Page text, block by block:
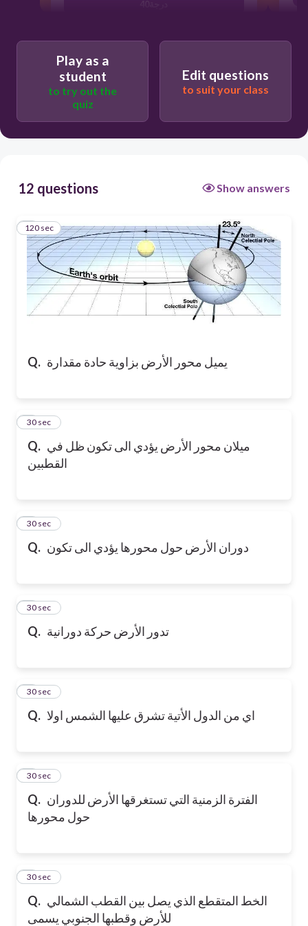
Play as a
student
to try out the
quiz
Edit questions
to suit your class
12 questions Show answers
Q. يميل محور الأرض بزاوية حادة مقدارة
1
120 sec
Q. ميلان محور الأرض يؤدي الى تكون ظل في
القطبين
2
30 sec
Q. دوران الأرض حول محورها يؤدي الى تكون
3
30 sec
Q. تدور الأرض حركة دورانية
4
30 sec
Q. اي من الدول الأتية تشرق عليها الشمس اولا
5
30 sec
Q. الفترة الزمنية التي تستغرقها الأرض للدوران
حول محورها
6
30 sec
Q. الخط المتقطع الذي يصل بين القطب الشمالي
للأرض وقطبها الجنوبي يسمى
7
30 sec